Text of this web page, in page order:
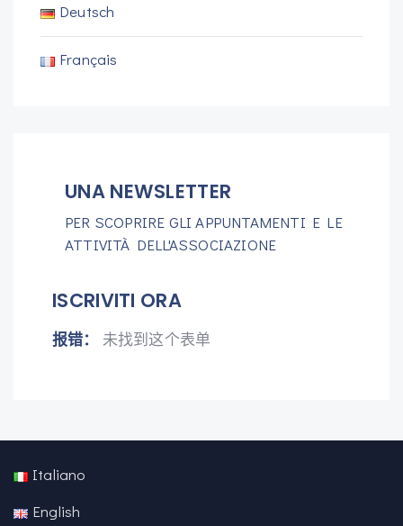
Deutsch
Français
UNA NEWSLETTER
PER SCOPRIRE GLI APPUNTAMENTI E LE
ATTIVITÀ DELL'ASSOCIAZIONE
ISCRIVITI ORA
报错： 未找到这个表单
Italiano
English